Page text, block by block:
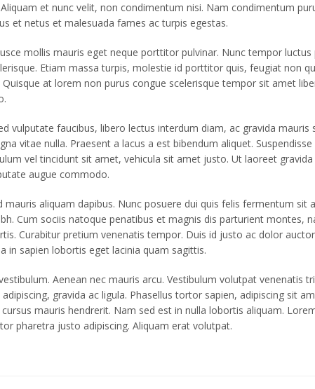
et nunc velit, non condimentum nisi. Nam condimentum
et netus et malesuada fames ac turpis egestas.
mollis mauris eget neque porttitor pulvinar. Nunc tempor
Etiam massa turpis, molestie id porttitor quis, feugiat non
at lorem non purus congue scelerisque tempor sit amet
vulputate faucibus, libero lectus interdum diam, ac gravida
vitae nulla. Praesent a lacus a est bibendum aliquet.
vel tincidunt sit amet, vehicula sit amet justo. Ut laoreet
augue commodo.
mauris aliquam dapibus. Nunc posuere dui quis felis fermentum
Cum sociis natoque penatibus et magnis dis parturient montes,
Curabitur pretium venenatis tempor. Duis id justo ac dolor
in sapien lobortis eget lacinia quam sagittis.
Aenean nec mauris arcu. Vestibulum volutpat
gravida ac ligula. Phasellus tortor sapien, adipiscing sit
mauris hendrerit. Nam sed est in nulla lobortis aliquam.
pharetra justo adipiscing. Aliquam erat volutpat.